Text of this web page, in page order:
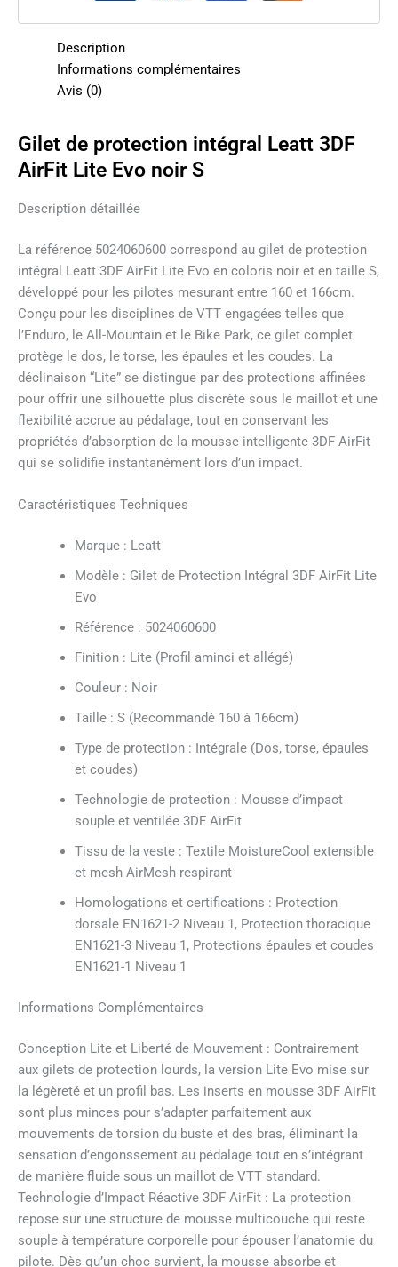
Description
Informations complémentaires
Avis (0)
Gilet de protection intégral Leatt 3DF
AirFit Lite Evo noir S
Description détaillée
La référence 5024060600 correspond au gilet de protection
intégral Leatt 3DF AirFit Lite Evo en coloris noir et en taille S,
développé pour les pilotes mesurant entre 160 et 166cm.
Conçu pour les disciplines de VTT engagées telles que
l’Enduro, le All-Mountain et le Bike Park, ce gilet complet
protège le dos, le torse, les épaules et les coudes. La
déclinaison “Lite” se distingue par des protections affinées
pour offrir une silhouette plus discrète sous le maillot et une
flexibilité accrue au pédalage, tout en conservant les
propriétés d’absorption de la mousse intelligente 3DF AirFit
qui se solidifie instantanément lors d’un impact.
Caractéristiques Techniques
Marque : Leatt
Modèle : Gilet de Protection Intégral 3DF AirFit Lite
Evo
Référence : 5024060600
Finition : Lite (Profil aminci et allégé)
Couleur : Noir
Taille : S (Recommandé 160 à 166cm)
Type de protection : Intégrale (Dos, torse, épaules
et coudes)
Technologie de protection : Mousse d’impact
souple et ventilée 3DF AirFit
Tissu de la veste : Textile MoistureCool extensible
et mesh AirMesh respirant
Homologations et certifications : Protection
dorsale EN1621-2 Niveau 1, Protection thoracique
EN1621-3 Niveau 1, Protections épaules et coudes
EN1621-1 Niveau 1
Informations Complémentaires
Conception Lite et Liberté de Mouvement : Contrairement
aux gilets de protection lourds, la version Lite Evo mise sur
la légèreté et un profil bas. Les inserts en mousse 3DF AirFit
sont plus minces pour s’adapter parfaitement aux
mouvements de torsion du buste et des bras, éliminant la
sensation d’engonssement au pédalage tout en s’intégrant
de manière fluide sous un maillot de VTT standard.
Technologie d’Impact Réactive 3DF AirFit : La protection
repose sur une structure de mousse multicouche qui reste
souple à température corporelle pour épouser l’anatomie du
pilote. Dès qu’un choc survient, la mousse absorbe et